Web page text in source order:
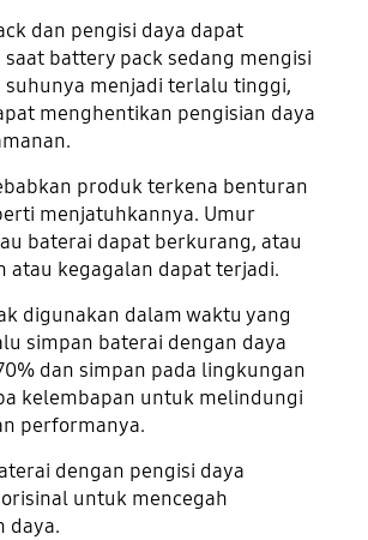
dan pengisi daya dapat
saat battery pack sedang mengisi
suhunya menjadi terlalu tinggi,
menghentikan pengisian daya
produk terkena benturan
menjatuhkannya. Umur
baterai dapat berkurang, atau
atau kegagalan dapat terjadi.
digunakan dalam waktu yang
simpan baterai dengan daya
dan simpan pada lingkungan
kelembapan untuk melindungi
performanya.
dengan pengisi daya
untuk mencegah
daya.